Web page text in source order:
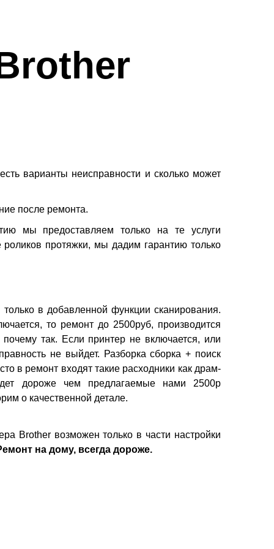
варианты неисправности и сколько может
после ремонта.
мы предоставляем только на те услуги
протяжки, мы дадим гарантию только
в добавленной функции сканирования.
то ремонт до 2500руб, производится
так. Если принтер не включается, или
не выйдет. Разборка сборка + поиск
в ремонт входят такие расходники как драм-
дороже чем предлагаемые нами 2500р
о качественной детале.
Brother возможен только в части настройки
на дому, всегда дороже.